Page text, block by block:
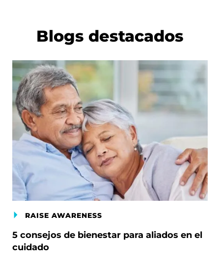
Blogs destacados
RAISE AWARENESS
5 consejos de bienestar para aliados en el
cuidado